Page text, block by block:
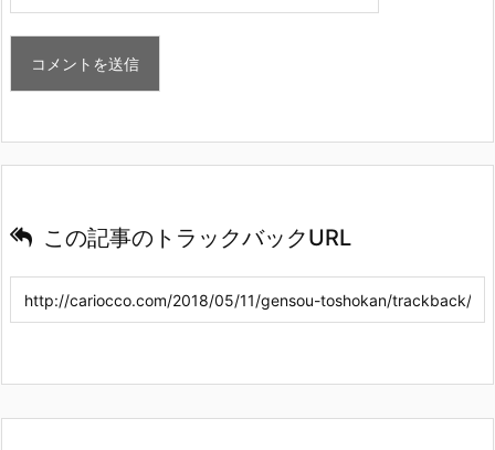
この記事のトラックバックURL